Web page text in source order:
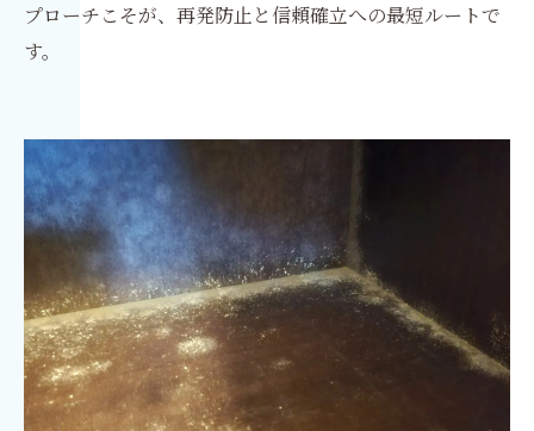
プローチこそが、再発防止と信頼確立への最短ルートで
す。